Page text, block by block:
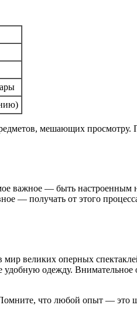
мешающих
важное — быть настроенным
— получать от этого
великих оперных спектаклей
одежду.
Помните, что любой опыт —